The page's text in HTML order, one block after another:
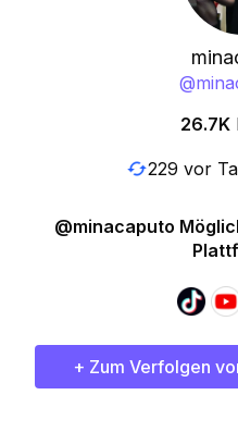
@
26.7K
229 vor
@minacaputo
+ Zum Verfolgen